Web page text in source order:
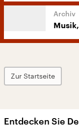
Zur Startseite
Entdecken Sie